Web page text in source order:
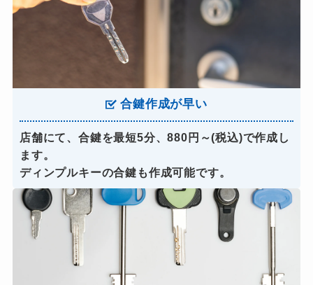
合鍵作成が早い
店舗にて、合鍵を最短5分、880円～(税込)で作成し
ます。
ディンプルキーの合鍵も作成可能です。